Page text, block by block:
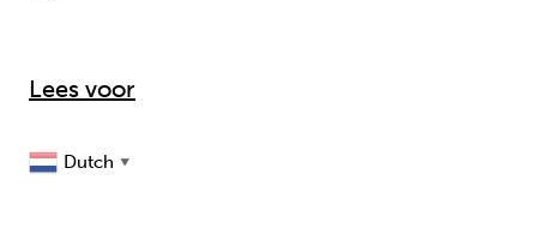
Lees voor
Dutch ▼